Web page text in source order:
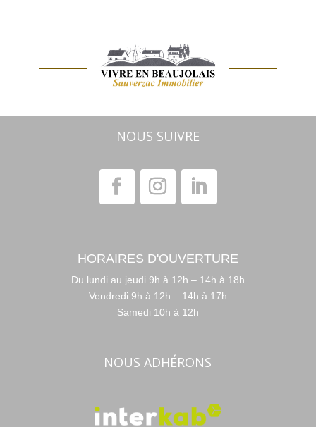
NOUS SUIVRE
HORAIRES D'OUVERTURE
Du lundi au jeudi 9h à 12h – 14h à 18h
Vendredi 9h à 12h – 14h à 17h
Samedi 10h à 12h
NOUS ADHÉRONS